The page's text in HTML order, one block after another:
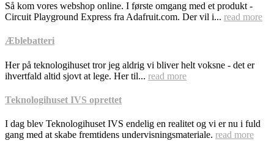
Så kom vores webshop online. I første omgang med et produkt -
Circuit Playground Express fra Adafruit.com. Der vil i... read more
Æblebatteri
Her på teknologihuset tror jeg aldrig vi bliver helt voksne - det er
ihvertfald altid sjovt at lege. Her til... read more
Teknologihuset IVS oprettet
I dag blev Teknologihuset IVS endelig en realitet og vi er nu i fuld
gang med at skabe fremtidens undervisningsmateriale. read more